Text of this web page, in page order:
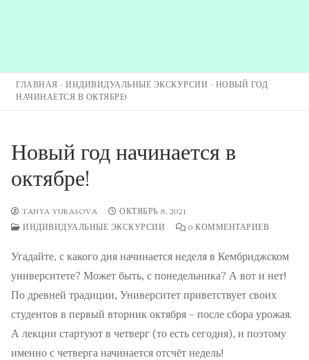
Подпишитесь на новости об опеределённых
Обучение
Уроки математики
ГЛАВНАЯ -ИНДИВИДУАЛЬНЫЕ ЭКСКУРСИИ - НОВЫЙ ГОД
НАЧИНАЕТСЯ В ОКТЯБРЕ!
Новый год начинается в
октябре!
TANYA YURASOVA
ОКТЯБРЬ 8, 2021
ИНДИВИДУАЛЬНЫЕ ЭКСКУРСИИ
0 КОММЕНТАРИЕВ
Угадайте, с какого дня начинается неделя в Кембриджском
университете? Может быть, с понедельника? А вот и нет!
По древней традиции, Университет приветствует своих
студентов в первый вторник октября – после сбора урожая.
А лекции стартуют в четверг (то есть сегодня), и поэтому
именно с четверга начинается отсчёт недель!